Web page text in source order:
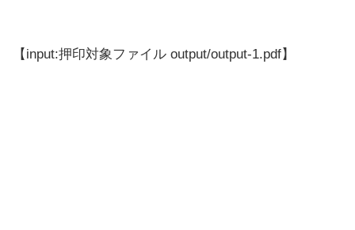
【input:押印対象ファイル output/output-1.pdf】